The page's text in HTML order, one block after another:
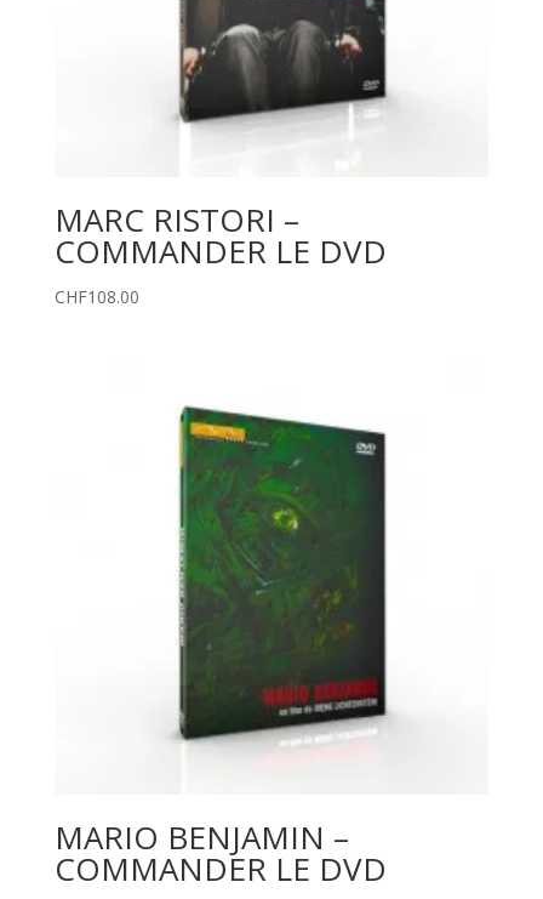
MARC RISTORI –
COMMANDER LE DVD
CHF108.00
MARIO BENJAMIN –
COMMANDER LE DVD